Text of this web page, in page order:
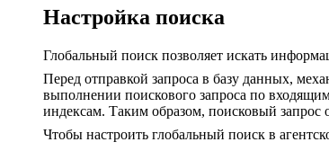
Настройка поиска
Глобальный поиск позволяет искать
Перед отправкой запроса в базу данных,
выполнении поискового запроса по
индексам. Таким образом, поисковый запрос
Чтобы настроить глобальный поиск в